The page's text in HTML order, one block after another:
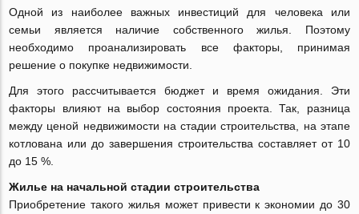
Одной из наиболее важных инвестиций для человека или
семьи является наличие собственного жилья. Поэтому
необходимо проанализировать все факторы, принимая
решение о покупке недвижимости.
Для этого рассчитывается бюджет и время ожидания. Эти
факторы влияют на выбор состояния проекта. Так, разница
между ценой недвижимости на стадии строительства, на этапе
котлована или до завершения строительства составляет от 10
до 15 %.
Жилье на начальной стадии строительства
Приобретение такого жилья может привести к экономии до 30